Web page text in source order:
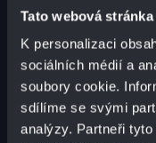
Tato webová
K personalizaci
sociálních médií a
soubory cookie.
sdílíme se svými
analýzy. Partneři